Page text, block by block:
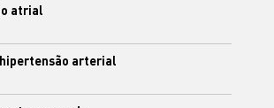
atrial
arterial